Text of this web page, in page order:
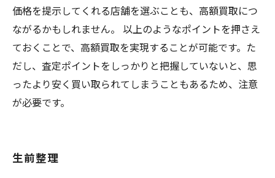
価格を提示してくれる店舗を選ぶことも、高額買取につ
ながるかもしれません。 以上のようなポイントを押さえ
ておくことで、高額買取を実現することが可能です。た
だし、査定ポイントをしっかりと把握していないと、思
ったより安く買い取られてしまうこともあるため、注意
が必要です。
生前整理